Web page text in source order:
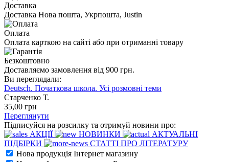
Доставка
Доставка Нова пошта, Укрпошта, Justin
Оплата
Оплата карткою на сайті або при отриманні товару
Безкоштовно
Доставляємо замовлення від 900 грн.
Ви переглядали:
Deutsch. Початкова школа. Усі розмовні теми
Старченко Т.
35,00 грн
Переглянути
Підписуйся на розсилку та отримуй новини про:
АКЦІЇ
НОВИНКИ
АКТУАЛЬНІ
ПІДБІРКИ
СТАТТІ ПРО ЛІТЕРАТУРУ
Нова продукція Інтернет магазину